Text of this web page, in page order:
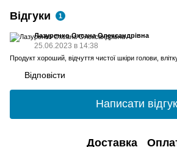
Відгуки 1
Лазуренко Оксана Олександрівна
25.06.2023 в 14:38
Продукт хороший, відчуття чистої шкіри голови,
Відповісти
Написати відгук
Доставка